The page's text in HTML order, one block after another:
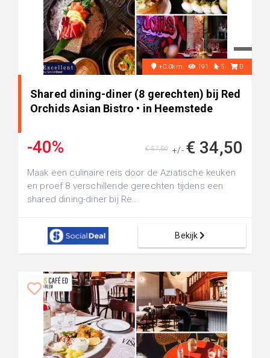
+0.0km 191 5 0
Shared dining-diner (8 gerechten) bij Red
Orchids Asian Bistro • in Heemstede
-40% +/- € 34,50
€ 57,50
Maak een culinaire reis door de Aziatische keuken
en proef 8 verschillende gerechten tijdens een
shared dining-diner bij Re...
Bekijk